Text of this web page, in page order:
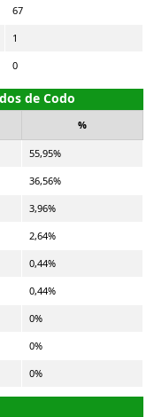
67
1
0
de Codo
%
55,95%
36,56%
3,96%
2,64%
0,44%
0,44%
0%
0%
0%